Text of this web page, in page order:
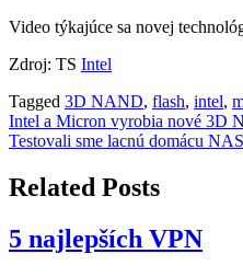
Video týkajúce sa novej
Zdroj: TS Intel
Tagged 3D NAND, flash, intel,
Navigácia
v
článku
Intel a Micron vyrobia nové 3D
Testovali sme lacnú domácu NAS
Related Posts
5 najlepších VPN